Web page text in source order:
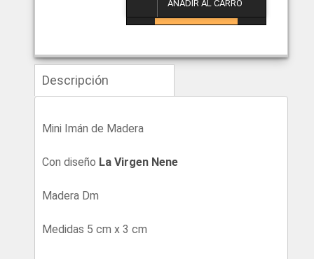
Descripción
Mini Imán de Madera
Con diseño La Virgen Nene
Madera Dm
Medidas 5 cm x 3 cm